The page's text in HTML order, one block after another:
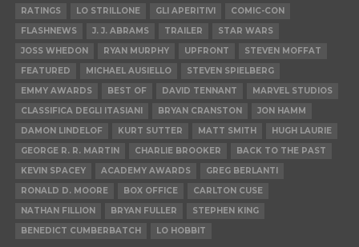
RATINGS LO STRILLONE GLI APERITIVI
COMIC-CON
FLASHNEWS
J. J. ABRAMS TRAILER
STAR WARS
JOSS WHEDON
RYAN MURPHY UPFRONT
STEVEN MOFFAT
FEATURED
MICHAEL AUSIELLO
STEVEN SPIELBERG
EMMY AWARDS
BEST OF DAVID TENNANT
MARVEL STUDIOS
CLASSIFICA DEGLI ITASIANI
BRYAN CRANSTON
JON HAMM
DAMON LINDELOF
KURT SUTTER MATT SMITH
HUGH LAURIE
GEORGE R. R. MARTIN
CHARLIE BROOKER
BACK TO THE PAST
KEVIN SPACEY
ACADEMY AWARDS
GREG BERLANTI
RONALD D. MOORE
BOX OFFICE
CARLTON CUSE
NATHAN FILLION
BRYAN FULLER
STEPHEN KING
BENEDICT CUMBERBATCH
LO HOBBIT